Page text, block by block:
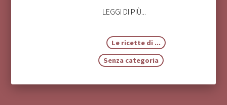
LEGGI DI PIÙ...
Le ricette di ...
Senza categoria